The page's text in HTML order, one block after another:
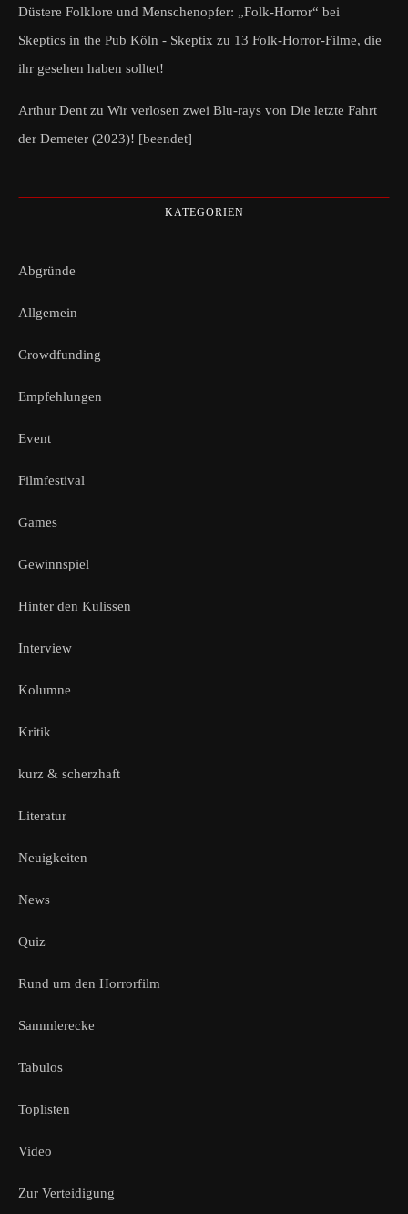
Düstere Folklore und Menschenopfer: „Folk-Horror“ bei
Skeptics in the Pub Köln - Skeptix zu 13 Folk-Horror-Filme, die
ihr gesehen haben solltet!
Arthur Dent zu Wir verlosen zwei Blu-rays von Die letzte Fahrt
der Demeter (2023)! [beendet]
KATEGORIEN
Abgründe
Allgemein
Crowdfunding
Empfehlungen
Event
Filmfestival
Games
Gewinnspiel
Hinter den Kulissen
Interview
Kolumne
Kritik
kurz & scherzhaft
Literatur
Neuigkeiten
News
Quiz
Rund um den Horrorfilm
Sammlerecke
Tabulos
Toplisten
Video
Zur Verteidigung